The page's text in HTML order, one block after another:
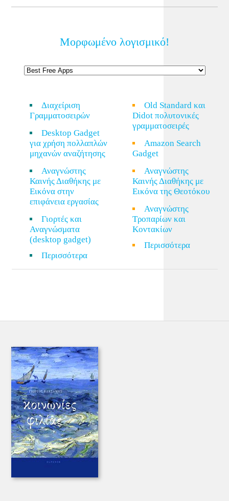
Μορφωμένο λογισμικό!
Διαχείριση
Γραμματοσειρών
Desktop Gadget
για χρήση πολλαπλών
μηχανών αναζήτησης
Αναγνώστης
Καινής Διαθήκης με
Εικόνα στην
επιφάνεια εργασίας
Γιορτές και
Αναγνώσματα
(desktop gadget)
Περισσότερα
Old Standard και
Didot πολυτονικές
γραμματοσειρές
Amazon Search
Gadget
Αναγνώστης
Καινής Διαθήκης με
Εικόνα της Θεοτόκου
Αναγνώστης
Τροπαρίων και
Κοντακίων
Περισσότερα